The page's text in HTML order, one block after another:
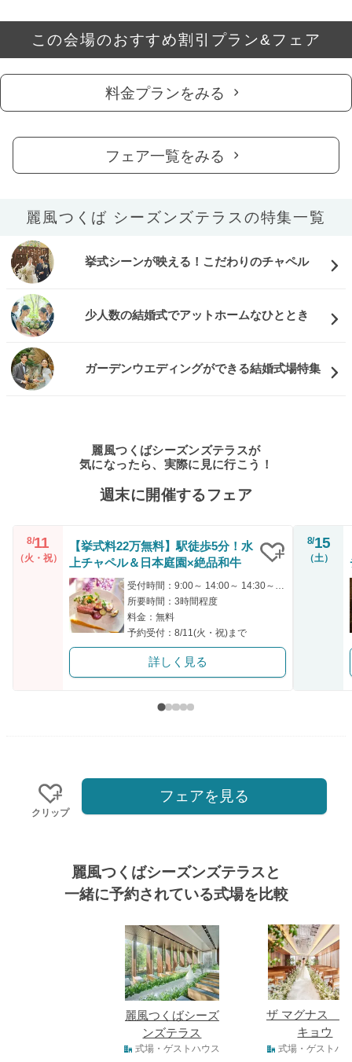
この会場のおすすめ割引プラン&フェア
料金プランをみる
フェア一覧をみる
麗風つくば シーズンズテラスの特集一覧
挙式シーンが映える！こだわりのチャペル
少人数の結婚式でアットホームなひととき
ガーデンウエディングができる結婚式場特集
麗風つくばシーズンズテラスが
気になったら、実際に見に行こう！
週末に開催するフェア
8/11
（火・祝）
【挙式料22万無料】駅徒歩5分！水
上チャペル＆日本庭園×絶品和牛
受付時間：9:00～ 14:00～ 14:30～ 18:00～
所要時間：3時間程度
料金：無料
予約受付：8/11(火・祝)まで
詳しく見る
8/15
（土）
クリップ
フェアを見る
麗風つくばシーズンズテラスと
一緒に予約されている式場を比較
麗風つくばシーズ
ンズテラス
ザ マグナス
キョウ
式場・ゲストハウス 式場・ゲストハ